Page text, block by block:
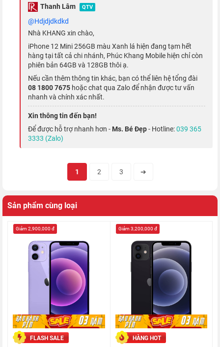
màu sắc.
Hiệu năng mạnh mẽ hàng đầu thế giới
Mỗi lần ra mắt dòng iPhone mới, Apple lại giới thiệu một con
chip mới và
là vi xử lý đầu tiên sản xuất trên tiến
trình 5 nanomet. Cung cấp tốc độ tải nhanh hơn, nhiều điện
năng hơn và hiệu suất cao hơn.
iPhone 12 mini cũng đi kèm với chip U1 phục vụ tính năng
AirDrop. Khi HomePod mini bắt đầu lên kệ, con chip này sẽ
đảm nhiệm nhiều công việc hơn.
Đặc biệt, dù là phiên bản tối giản nhất trong 4 mẫu iPhone 12
series, nhưng iPhone 12 mini quốc tế vẫn đượchỗ trợ kết nối
5G. Giúp cho việc tải những bộ phim chất lượng cao hay các
ứng dụng nặng chỉ trong chớp mắt.
Thanh Lâm QTV
@Hdjdjdkdkd
Nhà KHANG xin chào,
iPhone 12 Mini 256GB màu Xanh lá hiện đang tạm hết
hàng tại tất cả chi nhánh, Phúc Khang Mobile hiện chỉ còn
phiên bản 64GB và 128GB thôi ạ.
Nếu cần thêm thông tin khác, bạn có thể liên hệ tổng đài
08 1800 7675 hoặc chat qua Zalo để nhận được tư vấn
nhanh và chính xác nhất.
Xin thông tin đến bạn!
Để được hỗ trợ nhanh hơn - Ms. Bé Đẹp- Hotline:039 365
3333 (Zalo)
1 2 3 ➔
Sản phẩm cùng loại
FLASH SALE
Giảm 2,900,000 đ
HÀNG HOT
Giảm 3,200,000 đ